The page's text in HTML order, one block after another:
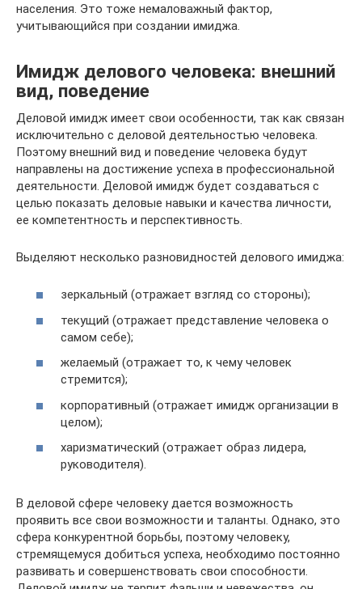
населения. Это тоже немаловажный фактор,
учитывающийся при создании имиджа.
Имидж делового человека: внешний
вид, поведение
Деловой имидж имеет свои особенности, так как связан
исключительно с деловой деятельностью человека.
Поэтому внешний вид и поведение человека будут
направлены на достижение успеха в профессиональной
деятельности. Деловой имидж будет создаваться с
целью показать деловые навыки и качества личности,
ее компетентность и перспективность.
Выделяют несколько разновидностей делового имиджа:
зеркальный (отражает взгляд со стороны);
текущий (отражает представление человека о
самом себе);
желаемый (отражает то, к чему человек
стремится);
корпоративный (отражает имидж организации в
целом);
харизматический (отражает образ лидера,
руководителя).
В деловой сфере человеку дается возможность
проявить все свои возможности и таланты. Однако, это
сфера конкурентной борьбы, поэтому человеку,
стремящемуся добиться успеха, необходимо постоянно
развивать и совершенствовать свои способности.